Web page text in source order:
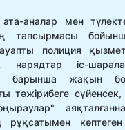
аналар мен
тапсырмасы
полиция
нарядтар іс-
барынша жақын
тәжірибеге сүйенсек,
рұқсатымен